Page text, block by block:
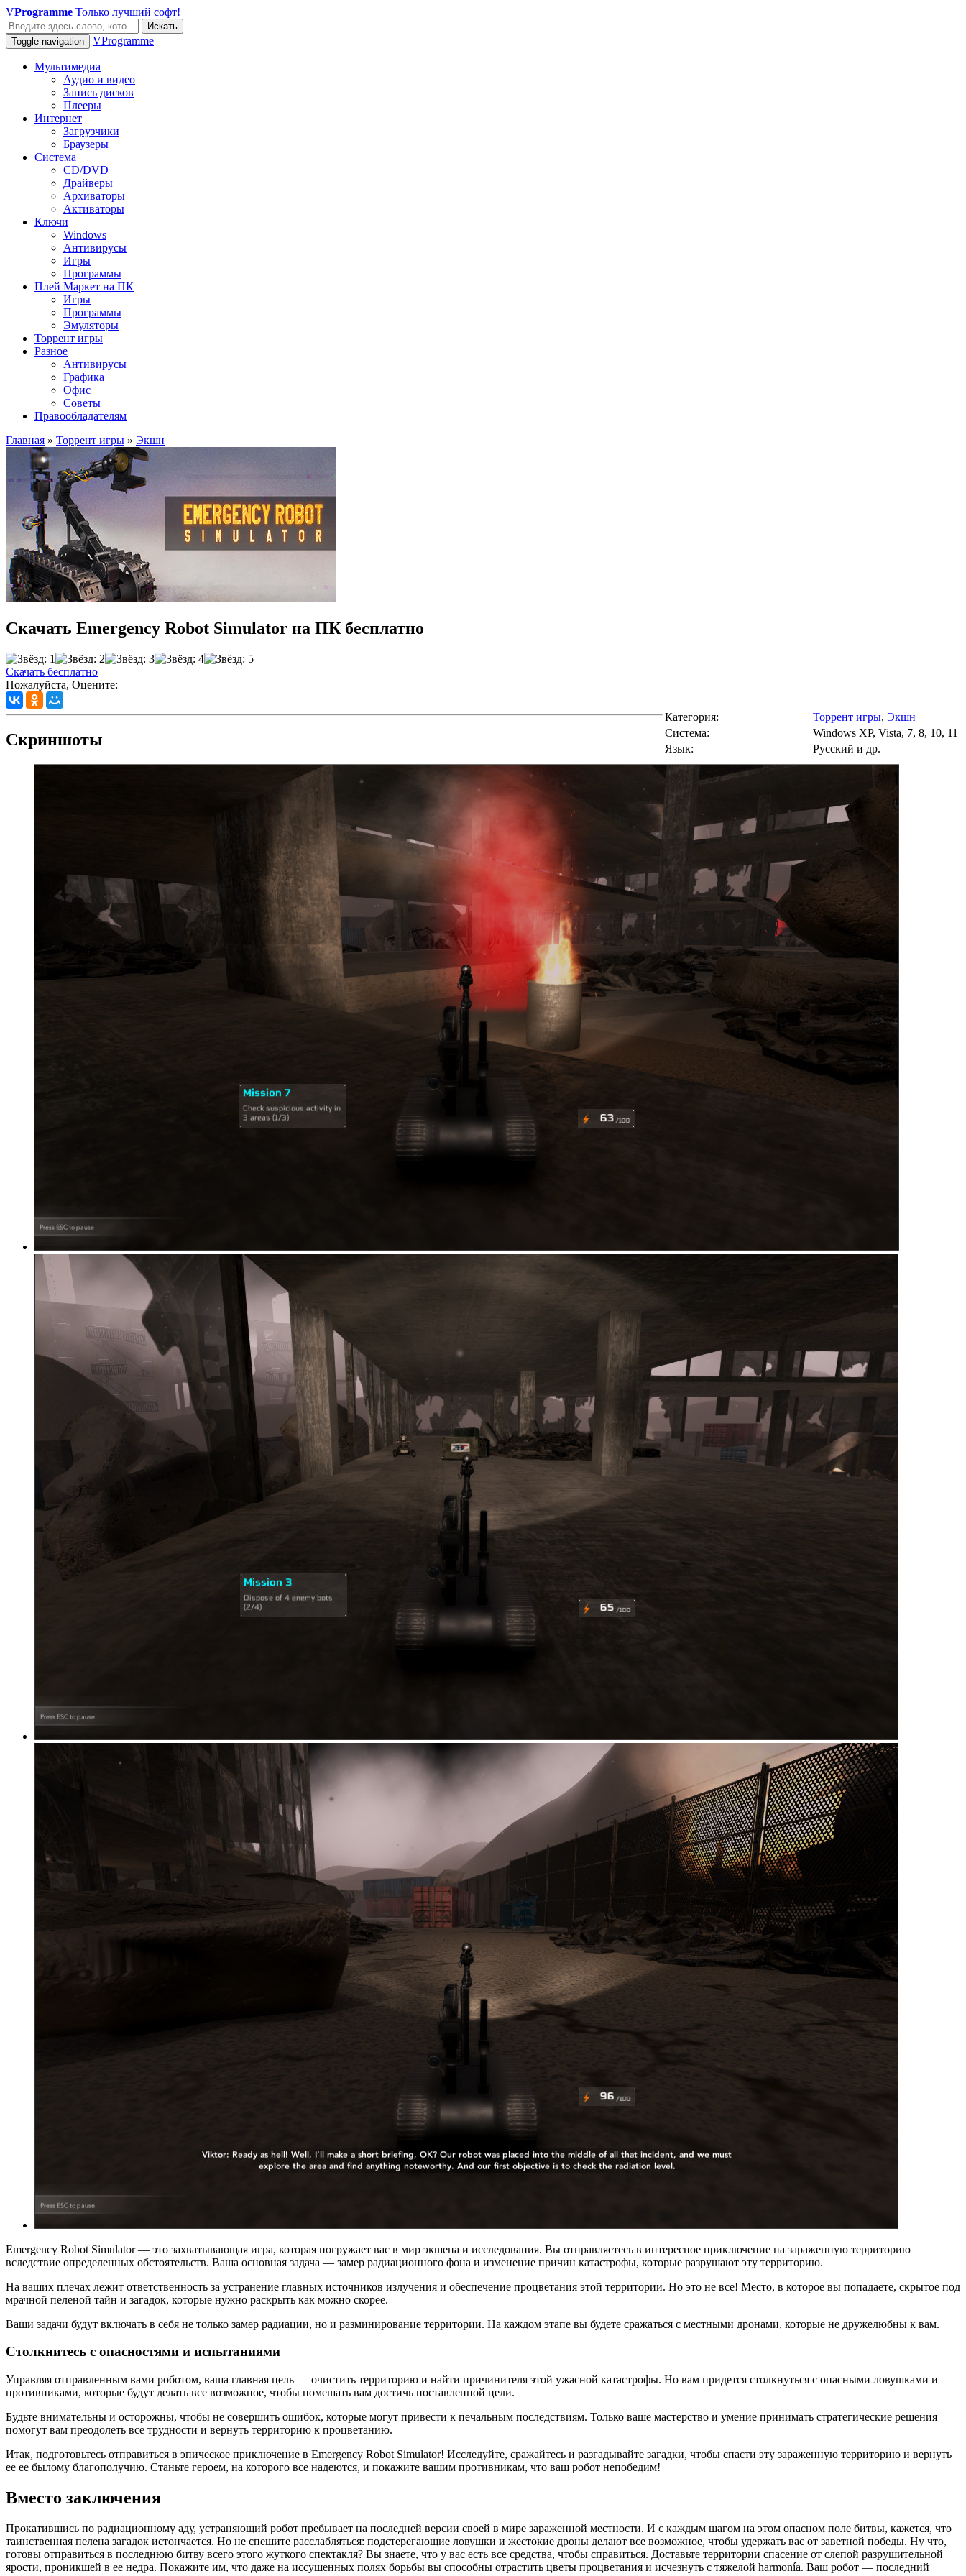
VProgramme Только лучший софт!
Искать
Toggle navigation
VProgramme
Мультимедиа
Аудио и видео
Запись дисков
Плееры
Интернет
Загрузчики
Браузеры
Система
CD/DVD
Драйверы
Архиваторы
Активаторы
Ключи
Windows
Антивирусы
Игры
Программы
Плей Маркет на ПК
Игры
Программы
Эмуляторы
Торрент игры
Разное
Антивирусы
Графика
Офис
Советы
Правообладателям
Главная » Торрент игры » Экшн
Скачать Emergency Robot Simulator на ПК бесплатно
Скачать бесплатно
Пожалуйста, Оцените:
Категория: Торрент игры, Экшн
Cистема:
Windows XP, Vista, 7, 8, 10, 11
Язык:
Русский и др.
Скриншоты
Emergency Robot Simulator — это захватывающая игра, которая погружает вас в мир экшена и исследования. Вы отправляетесь в интересное приключение на зараженную территорию
вследствие определенных обстоятельств. Ваша основная задача — замер радиационного фона и изменение причин катастрофы, которые разрушают эту территорию.
На ваших плечах лежит ответственность за устранение главных источников излучения и обеспечение процветания этой территории. Но это не все! Место, в которое вы попадаете, скрытое под
мрачной пеленой тайн и загадок, которые нужно раскрыть как можно скорее.
Ваши задачи будут включать в себя не только замер радиации, но и разминирование территории. На каждом этапе вы будете сражаться с местными дронами, которые не дружелюбны к вам.
Столкнитесь с опасностями и испытаниями
Управляя отправленным вами роботом, ваша главная цель — очистить территорию и найти причинителя этой ужасной катастрофы. Но вам придется столкнуться с опасными ловушками и
противниками, которые будут делать все возможное, чтобы помешать вам достичь поставленной цели.
Будьте внимательны и осторожны, чтобы не совершить ошибок, которые могут привести к печальным последствиям. Только ваше мастерство и умение принимать стратегические решения
помогут вам преодолеть все трудности и вернуть территорию к процветанию.
Итак, подготовьтесь отправиться в эпическое приключение в Emergency Robot Simulator! Исследуйте, сражайтесь и разгадывайте загадки, чтобы спасти эту зараженную территорию и вернуть
ее ее былому благополучию. Станьте героем, на которого все надеются, и покажите вашим противникам, что ваш робот непобедим!
Вместо заключения
Прокатившись по радиационному аду, устраняющий робот пребывает на последней версии своей в мире зараженной местности. И с каждым шагом на этом опасном поле битвы, кажется, что
таинственная пелена загадок истончается. Но не спешите расслабляться: подстерегающие ловушки и жестокие дроны делают все возможное, чтобы удержать вас от заветной победы. Ну что,
готовы отправиться в последнюю битву всего этого жуткого спектакля? Вы знаете, что у вас есть все средства, чтобы справиться. Доставьте территории спасение от слепой разрушительной
ярости, проникшей в ее недра. Покажите им, что даже на иссушенных полях борьбы вы способны отрастить цветы процветания и исчезнуть с тяжелой harmonía. Ваш робот — последний